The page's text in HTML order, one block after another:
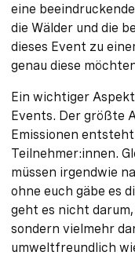
eine
die Wälder und die
dieses Event zu
genau diese
Ein wichtiger
Events. Der größte
Emissionen
Teilnehmer:innen.
müssen irgendwie
ohne euch gäbe es
geht es nicht
sondern vielmehr
umweltfreundlich